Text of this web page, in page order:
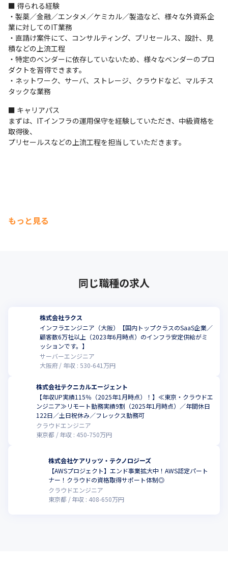
■ 得られる経験
・製薬／金融／エンタメ／ケミカル／製造など、様々な外資系企
業に対してのIT業務
・直請け案件にて、コンサルティング、プリセールス、設計、見
積などの上流工程
・特定のベンダーに依存していないため、様々なベンダーのプロ
ダクトを習得できます。
・ネットワーク、サーバ、ストレージ、クラウドなど、マルチス
タックな業務
■ キャリアパス
まずは、ITインフラの運用保守を経験していただき、中級資格を
取得後、
プリセールスなどの上流工程を担当していただきます。
もっと見る
同じ職種の求人
株式会社ラクス
インフラエンジニア（大阪）【国内トップクラスのSaaS企業／
顧客数6万社以上（2023年6月時点）のインフラ安定供給がミ
ッションです。】
サーバーエンジニア
大阪府
年収 : 530-641 万円
株式会社テクニカルエージェント
【年収UP実績115％（2025年1月時点）！】≪東京・クラウドエ
ンジニア≫リモート勤務実績9割（2025年1月時点）／年間休日
122日／土日祝休み／フレックス勤務可
クラウドエンジニア
東京都
年収 : 450-750万円
株式会社ケアリッツ・テクノロジーズ
【AWSプロジェクト】エンド事業拡大中！AWS認定パート
ナー！クラウドの資格取得サポート体制◎
クラウドエンジニア
東京都
年収 : 408-650万円